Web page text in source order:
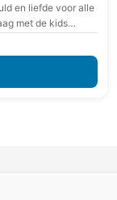
en liefde voor alle
met de kids…